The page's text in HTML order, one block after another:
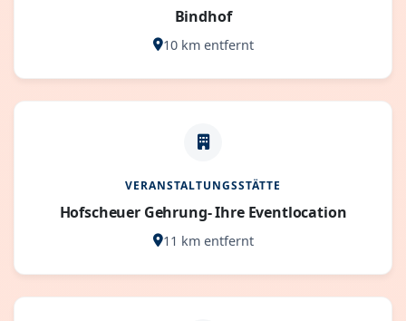
Bindhof
10 km entfernt
VERANSTALTUNGSSTÄTTE
Hofscheuer Gehrung- Ihre Eventlocation
11 km entfernt